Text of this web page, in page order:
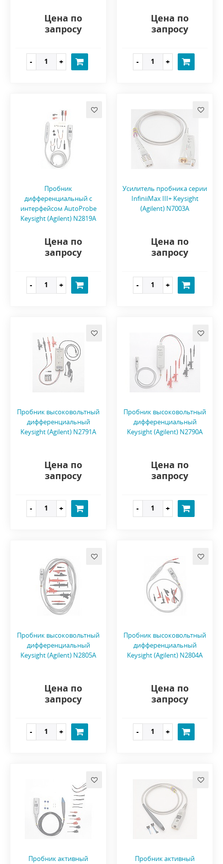
Цена по
запросу
Цена по
запросу
Пробник
дифференциальный с
интерфейсом AutoProbe
Keysight (Agilent) N2819A
Цена по
запросу
Усилитель пробника серии
InfiniiMax III+ Keysight
(Agilent) N7003A
Цена по
запросу
Пробник высоковольтный
дифференциальный
Keysight (Agilent) N2791A
Цена по
запросу
Пробник высоковольтный
дифференциальный
Keysight (Agilent) N2790A
Цена по
запросу
Пробник высоковольтный
дифференциальный
Keysight (Agilent) N2805A
Цена по
запросу
Пробник высоковольтный
дифференциальный
Keysight (Agilent) N2804A
Цена по
запросу
Пробник активный
Пробник активный